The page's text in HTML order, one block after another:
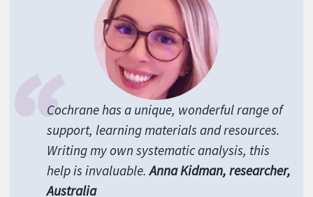
Cochrane has a unique, wonderful range of
support, learning materials and resources.
Writing my own systematic analysis, this
help is invaluable.Anna Kidman, researcher,
Australia